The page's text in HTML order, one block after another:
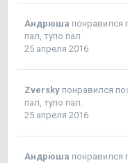
Андрюша понравился
пал, тупо пал.
25 апреля 2016
Zversky понравился
пал, тупо пал.
25 апреля 2016
Андрюша понравился